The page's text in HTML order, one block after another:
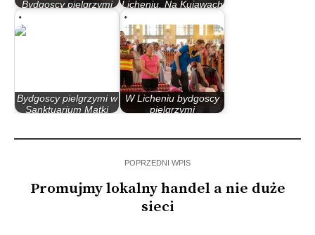
Bydgoscy pielgrzymi
Licheniu. Na Kujawach
Bydgoscy pielgrzymi w
Sanktuarium Matki
W Licheniu bydgoscy
pielgrzymi
POPRZEDNI WPIS
Promujmy lokalny handel a nie duże
sieci